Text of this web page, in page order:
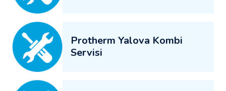
Protherm Yalova Kombi
Servisi